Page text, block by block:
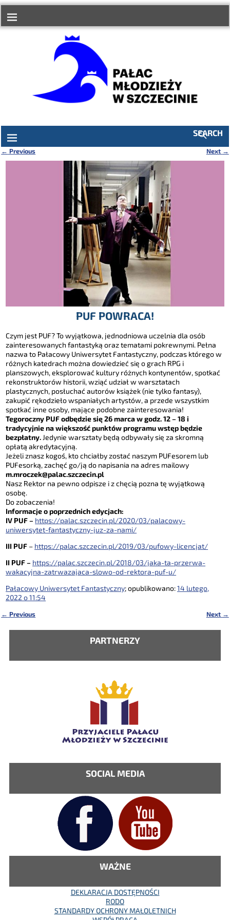
treści
SEARCH
Nawigacja
← Previous Next →
PUF POWRACA!
Czym jest PUF? To wyjątkowa, jednodniowa uczelnia dla osób
zainteresowanych fantastyką oraz tematami pokrewnymi. Pełna
nazwa to Pałacowy Uniwersytet Fantastyczny, podczas którego w
różnych katedrach można dowiedzieć się o grach RPG i
planszowych, eksplorować kultury różnych kontynentów, spotkać
rekonstruktorów historii, wziąć udział w warsztatach
plastycznych, posłuchać autorów książek (nie tylko fantasy),
zakupić rękodzieło wspaniałych artystów, a przede wszystkim
spotkać inne osoby, mające podobne zainteresowania!
Tegoroczny PUF odbędzie się 26 marca w godz. 12 – 18 i
tradycyjnie na większość punktów programu wstęp będzie
bezpłatny. Jedynie warsztaty będą odbywały się za skromną
opłatą akredytacyjną.
Jeżeli znasz kogoś, kto chciałby zostać naszym PUFesorem lub
PUFesorką, zachęć go/ją do napisania na adres mailowy
m.mroczek@palac.szczecin.pl
Nasz Rektor na pewno odpisze i z chęcią pozna tę wyjątkową
osobę.
Do zobaczenia!
Informacje o poprzednich edycjach:
IV PUF – https://palac.szczecin.pl/2020/03/palacowy-
uniwersytet-fantastyczny-juz-za-nami/
III PUF – https://palac.szczecin.pl/2019/03/pufowy-licencjat/
II PUF – https://palac.szczecin.pl/2018/03/jaka-ta-przerwa-
wakacyjna-zatrwazajaca-slowo-od-rektora-puf-u/
Pałacowy Uniwersytet Fantastyczny; opublikowano:14 lutego,
2022 o 11:54
← Previous Next →
PARTNERZY
SOCIAL MEDIA
WAŻNE
DEKLARACJA DOSTĘPNOŚCI
RODO
STANDARDY OCHRONY MAŁOLETNICH